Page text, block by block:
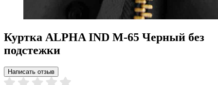
Куртка ALPHA IND M-65 Черный без
подстежки
Написать отзыв